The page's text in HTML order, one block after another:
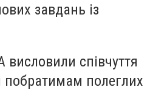
завдань із
висловили співчуття
побратимам полеглих